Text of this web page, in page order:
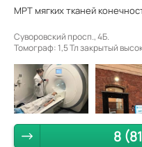
МРТ мягких тканей
Суворовский просп., 4Б.
Томограф: 1,5 Тл закрытый
8